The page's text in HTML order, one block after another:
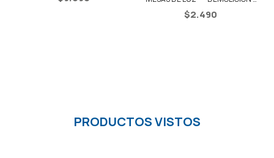
NEGRO
$2.490
PRODUCTOS VISTOS